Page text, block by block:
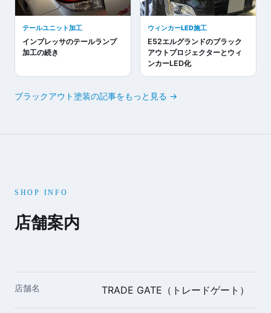
テールユニット加工
インプレッサのテールランプ
加工の続き
ウィンカーLED施工
E52エルグランドのブラック
アウトプロジェクターとウィ
ンカーLED化
ブラックアウト塗装の記事をもっと見る →
SHOP INFO
店舗案内
店舗名 TRADE GATE（トレードゲート）